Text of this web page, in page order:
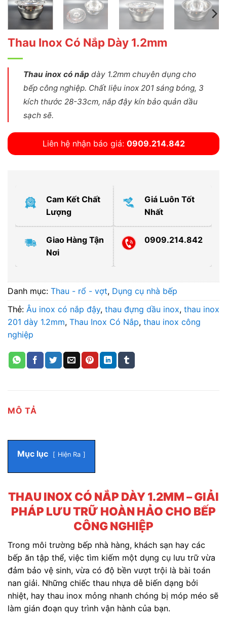
Thau Inox Có Nắp Dày 1.2mm
Thau inox có nắpdày 1.2mm chuyên dụng cho
bếp công nghiệp. Chất liệu inox 201 sáng bóng, 3
kích thước 28-33cm, nắp đậy kín bảo quản dầu
sạch sẽ.
Liên hệ nhận báo giá: 0909.214.842
Cam Kết Chất
Lượng
Giá Luôn Tốt
Nhất
Giao Hàng Tận
Nơi
0909.214.842
Danh mục: Thau - rổ - vợt, Dụng cụ nhà bếp
Thẻ: Âu inox có nắp đậy, thau đựng dầu inox, thau inox
201 dày 1.2mm, Thau Inox Có Nắp, thau inox công
nghiệp
MÔ TẢ
Mục lục Hiện Ra
THAU INOX CÓ NẮP DÀY 1.2MM – GIẢI
PHÁP LƯU TRỮ HOÀN HẢO CHO BẾP
CÔNG NGHIỆP
Trong môi trường bếp nhà hàng, khách sạn hay các
bếp ăn tập thể, việc tìm kiếm một dụng cụ lưu trữ vừa
đảm bảo vệ sinh, vừa có độ bền vượt trội là bài toán
nan giải. Những chiếc thau nhựa dễ biến dạng bởi
nhiệt, hay thau inox mỏng nhanh chóng bị móp méo sẽ
làm gián đoạn quy trình vận hành của bạn.